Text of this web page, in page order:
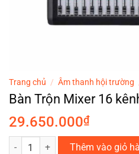
Trang chủ / Âm thanh hội trường
Bàn Trộn Mixer 16
29.650.000₫
Bàn Trộn Mixer 16 kênh TFC-16 số
Thêm vào giỏ